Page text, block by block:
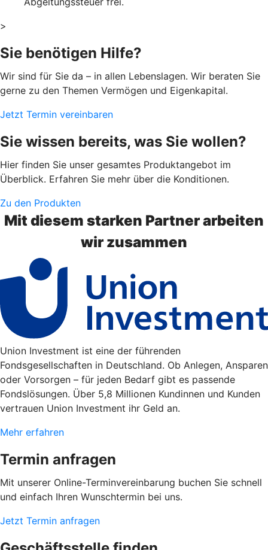
>
Sie benötigen Hilfe?
Wir sind für Sie da – in allen Lebenslagen. Wir beraten Sie
gerne zu den Themen Vermögen und Eigenkapital.
Jetzt Termin vereinbaren
Sie wissen bereits, was Sie wollen?
Hier finden Sie unser gesamtes Produktangebot im
Überblick. Erfahren Sie mehr über die Konditionen.
Zu den Produkten
Mit diesem starken Partner arbeiten
wir zusammen
Union Investment ist eine der führenden
Fondsgesellschaften in Deutschland. Ob Anlegen, Ansparen
oder Vorsorgen – für jeden Bedarf gibt es passende
Fondslösungen. Über 5,8 Millionen Kundinnen und Kunden
vertrauen Union Investment ihr Geld an.
Mehr erfahren
Termin anfragen
Mit unserer Online-Terminvereinbarung buchen Sie schnell
und einfach Ihren Wunschtermin bei uns.
Jetzt Termin anfragen